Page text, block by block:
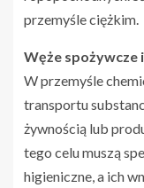
przemyśle ciężkim.
Węże spożywcze
W przemyśle
transportu
żywnością lub
tego celu muszą
higieniczne, a ich